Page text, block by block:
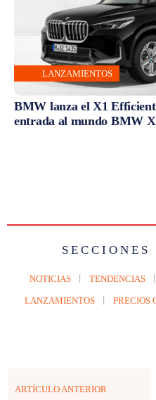
LANZAMIENTOS
BMW lanza el X1
entrada al mundo BMW X
NOTICIAS TENDENCIAS
LANZAMIENTOS PRECIOS
ARTÍCULO ANTERIOR